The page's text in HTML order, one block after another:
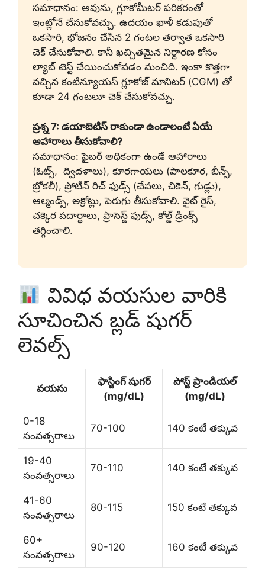
సమాధానం: అవును, గ్లూకోమీటర్ పరికరంతో
ఇంట్లోనే చేసుకోవచ్చు. ఉదయం ఖాళీ కడుపుతో
ఒకసారి, భోజనం చేసిన 2 గంటల తర్వాత ఒకసారి
చెక్ చేసుకోవాలి. కానీ ఖచ్చితమైన నిర్ధారణ కోసం
ల్యాబ్ టెస్ట్ చేయించుకోవడం మంచిది. ఇంకా కొత్తగా
వచ్చిన కంటిన్యూయస్ గ్లూకోజ్ మానిటర్ (CGM) తో
కూడా 24 గంటలూ చెక్ చేసుకోవచ్చు.
ప్రశ్న 7: డయాబెటిస్ రాకుండా ఉండాలంటే ఏయే
ఆహారాలు తీసుకోవాలి?
సమాధానం: ఫైబర్ అధికంగా ఉండే ఆహారాలు
(ఓట్స్, ద్విదళాలు), కూరగాయలు (పాలకూర, బీన్స్,
బ్రోకలీ), ప్రోటీన్ రిచ్ ఫుడ్స్ (చేపలు, చికెన్, గుడ్లు),
ఆల్మండ్స్, అక్రోట్లు, పెరుగు తీసుకోవాలి. వైట్ రైస్,
చక్కెర పదార్థాలు, ప్రాసెస్డ్ ఫుడ్స్, కోల్డ్ డ్రింక్స్
తగ్గించాలి.
వివిధ వయసుల వారికి
సూచించిన బ్లడ్ షుగర్
లెవల్స్
వయసు
ఫాస్టింగ్ షుగర్
(mg/dL)
పోస్ట్ ప్రాండియల్
(mg/dL)
0-18
సంవత్సరాలు
70-100 140 కంటే తక్కువ
19-40
సంవత్సరాలు
70-110 140 కంటే తక్కువ
41-60
సంవత్సరాలు
80-115 150 కంటే తక్కువ
60+
సంవత్సరాలు
90-120 160 కంటే తక్కువ